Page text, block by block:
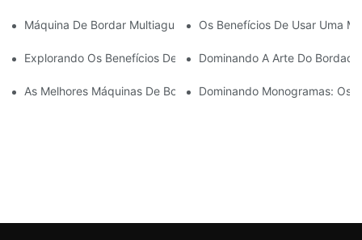
Máquina De Bordar Multiagulhas Acessível: Uma Opção
Os Benefícios De Usar Uma
Explorando Os Benefícios De Uma Máquina De Bordar Com
Dominando A Arte Do
As Melhores Máquinas De Bordar Comerciais Pequenas Para O
Dominando Monogramas: Os